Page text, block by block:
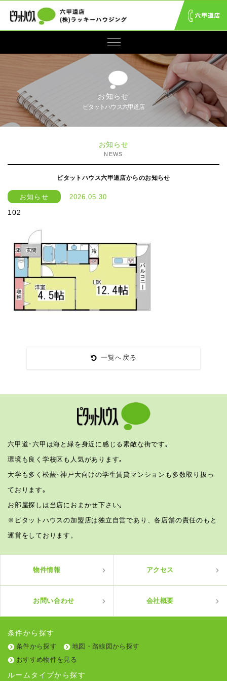
お知らせ
ピタットハウス六甲道店
お知らせ
NEWS
ピタットハウス六甲道店からのお知らせ
お知らせ 2026.05.30
102
一覧へ戻る
六甲道･六甲は海と緑を身近に感じる素敵な街です｡
環境も良く学校区も人気があります｡
大学も多く松蔭･神戸大向けの学生賃貸マンションも多数取り扱っ
ております｡
お部屋探しは当店におまかせ下さい｡
※ピタットハウスの加盟店は独立自営であり、各店舗の責任のもと
運営をしております。
物件情報 アクセス
お問い合わせ 会社概要
条件から探す
条件から探す
地図・路線図から探す
おすすめ物件を見る
ルームタイプから探す